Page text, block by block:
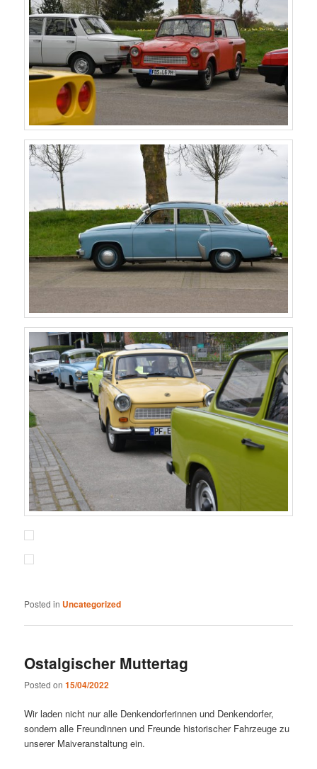
Posted in Uncategorized
Ostalgischer Muttertag
Posted on15/04/2022
Wir laden nicht nur alle Denkendorferinnen und Denkendorfer,
sondern alle Freundinnen und Freunde historischer Fahrzeuge zu
unserer Maiveranstaltung ein.